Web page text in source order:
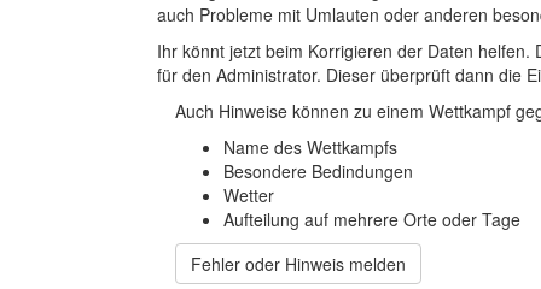
auch Probleme mit Umlauten oder anderen
Ihr könnt jetzt beim Korrigieren der Daten
für den Administrator. Dieser überprüft dann die
Auch Hinweise können zu einem Wettkampf
Name des Wettkampfs
Besondere Bedindungen
Wetter
Aufteilung auf mehrere Orte oder Tage
Fehler oder Hinweis melden